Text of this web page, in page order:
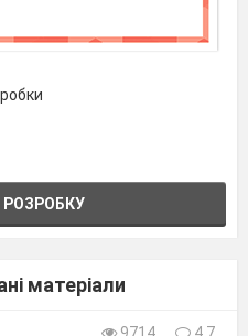
матеріали